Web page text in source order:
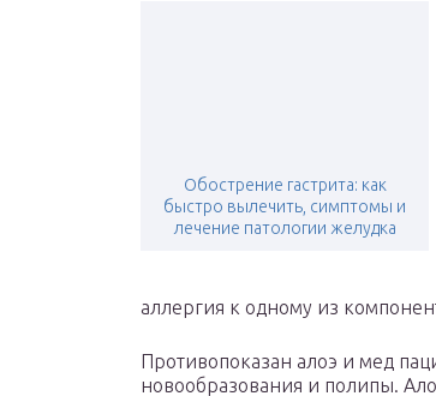
Обострение гастрита: как
быстро вылечить, симптомы и
лечение патологии желудка
аллергия к одному из
Противопоказан алоэ и мед
новообразования и полипы.